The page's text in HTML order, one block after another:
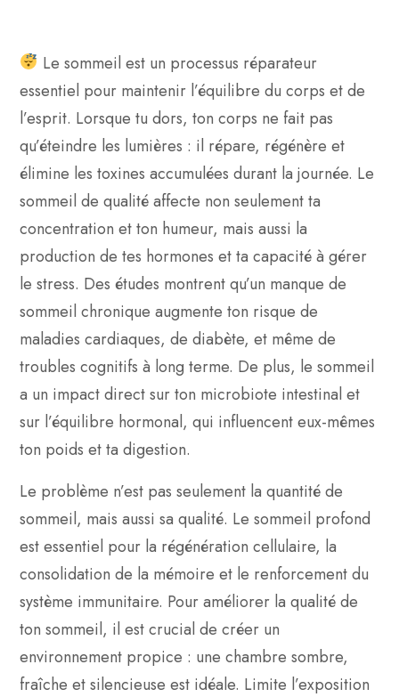
Le sommeil est un processus réparateur
essentiel pour maintenir l’équilibre du corps et de
l’esprit. Lorsque tu dors, ton corps ne fait pas
qu’éteindre les lumières : il répare, régénère et
élimine les toxines accumulées durant la journée. Le
sommeil de qualité affecte non seulement ta
concentration et ton humeur, mais aussi la
production de tes hormones et ta capacité à gérer
le stress. Des études montrent qu’un manque de
sommeil chronique augmente ton risque de
maladies cardiaques, de diabète, et même de
troubles cognitifs à long terme. De plus, le sommeil
a un impact direct sur ton microbiote intestinal et
sur l’équilibre hormonal, qui influencent eux-mêmes
ton poids et ta digestion.
Le problème n’est pas seulement la quantité de
sommeil, mais aussi sa qualité. Le sommeil profond
est essentiel pour la régénération cellulaire, la
consolidation de la mémoire et le renforcement du
système immunitaire. Pour améliorer la qualité de
ton sommeil, il est crucial de créer un
environnement propice : une chambre sombre,
fraîche et silencieuse est idéale. Limite l’exposition